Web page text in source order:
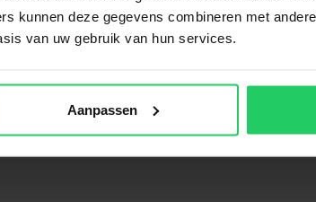
kunnen deze gegevens combineren met
van uw gebruik van hun services.
Aanpassen